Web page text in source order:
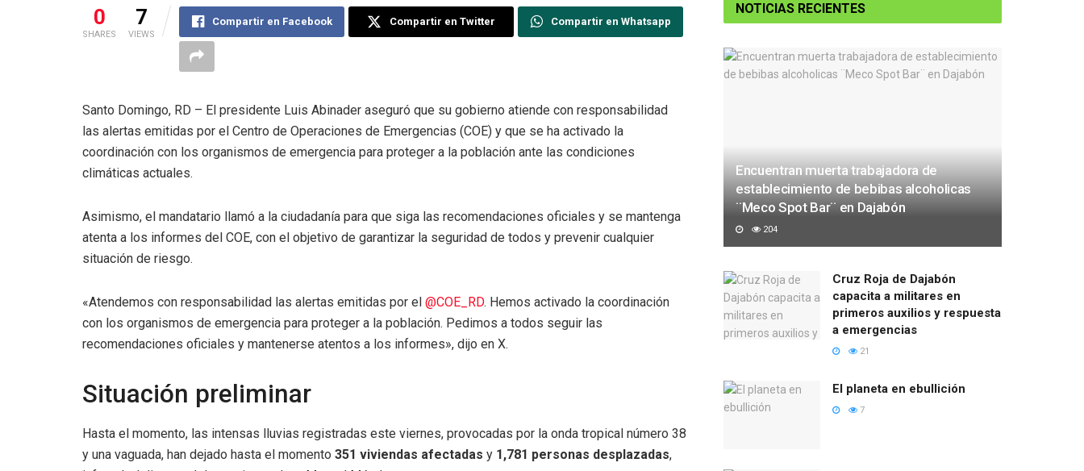
0
SHARES
7
VIEWS
Compartir en Facebook Compartir en Twitter Compartir en Whatsapp
Santo Domingo, RD – El presidente Luis Abinader aseguró que su gobierno atiende con responsabilidad
las alertas emitidas por el Centro de Operaciones de Emergencias (COE) y que se ha activado la
coordinación con los organismos de emergencia para proteger a la población ante las condiciones
climáticas actuales.
Asimismo, el mandatario llamó a la ciudadanía para que siga las recomendaciones oficiales y se mantenga
atenta a los informes del COE, con el objetivo de garantizar la seguridad de todos y prevenir cualquier
situación de riesgo.
«Atendemos con responsabilidad las alertas emitidas por el @COE_RD. Hemos activado la coordinación
con los organismos de emergencia para proteger a la población. Pedimos a todos seguir las
recomendaciones oficiales y mantenerse atentos a los informes», dijo en X.
Situación preliminar
Hasta el momento, las intensas lluvias registradas este viernes, provocadas por la onda tropical número 38
y una vaguada, han dejado hasta el momento 351 viviendas afectadas y 1,781 personas desplazadas,
NOTICIAS RECIENTES
Encuentran muerta trabajadora de
establecimiento de bebibas alcoholicas
¨Meco Spot Bar¨ en Dajabón
204
Cruz Roja de Dajabón
capacita a militares en
primeros auxilios y respuesta
a emergencias
21
El planeta en ebullición
7